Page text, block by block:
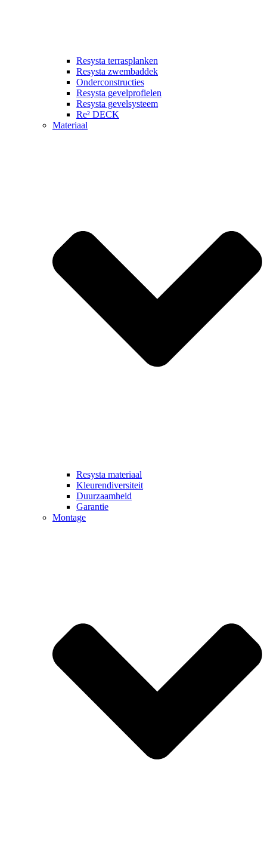
Resysta terrasplanken
Resysta zwembaddek
Onderconstructies
Resysta gevelprofielen
Resysta gevelsysteem
Re² DECK
Materiaal
Resysta materiaal
Kleurendiversiteit
Duurzaamheid
Garantie
Montage